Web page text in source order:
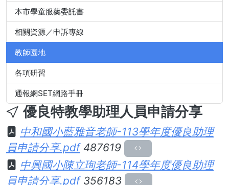
本市學童服藥委託書
相關資源／申訴專線
教師園地
各項研習
通報網SET網路手冊
優良特教學助理人員申請分享
中和國小藍雅音老師-113學年度優良助理
員申請分享.pdf 487619
中興國小陳立珣老師-114學年度優良助理
員申請分享.pdf 356183